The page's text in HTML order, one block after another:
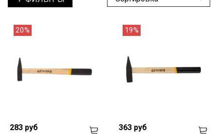
20%
283 руб
19%
363 руб